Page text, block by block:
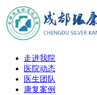
走进我院
医院动态
医生团队
康复案例